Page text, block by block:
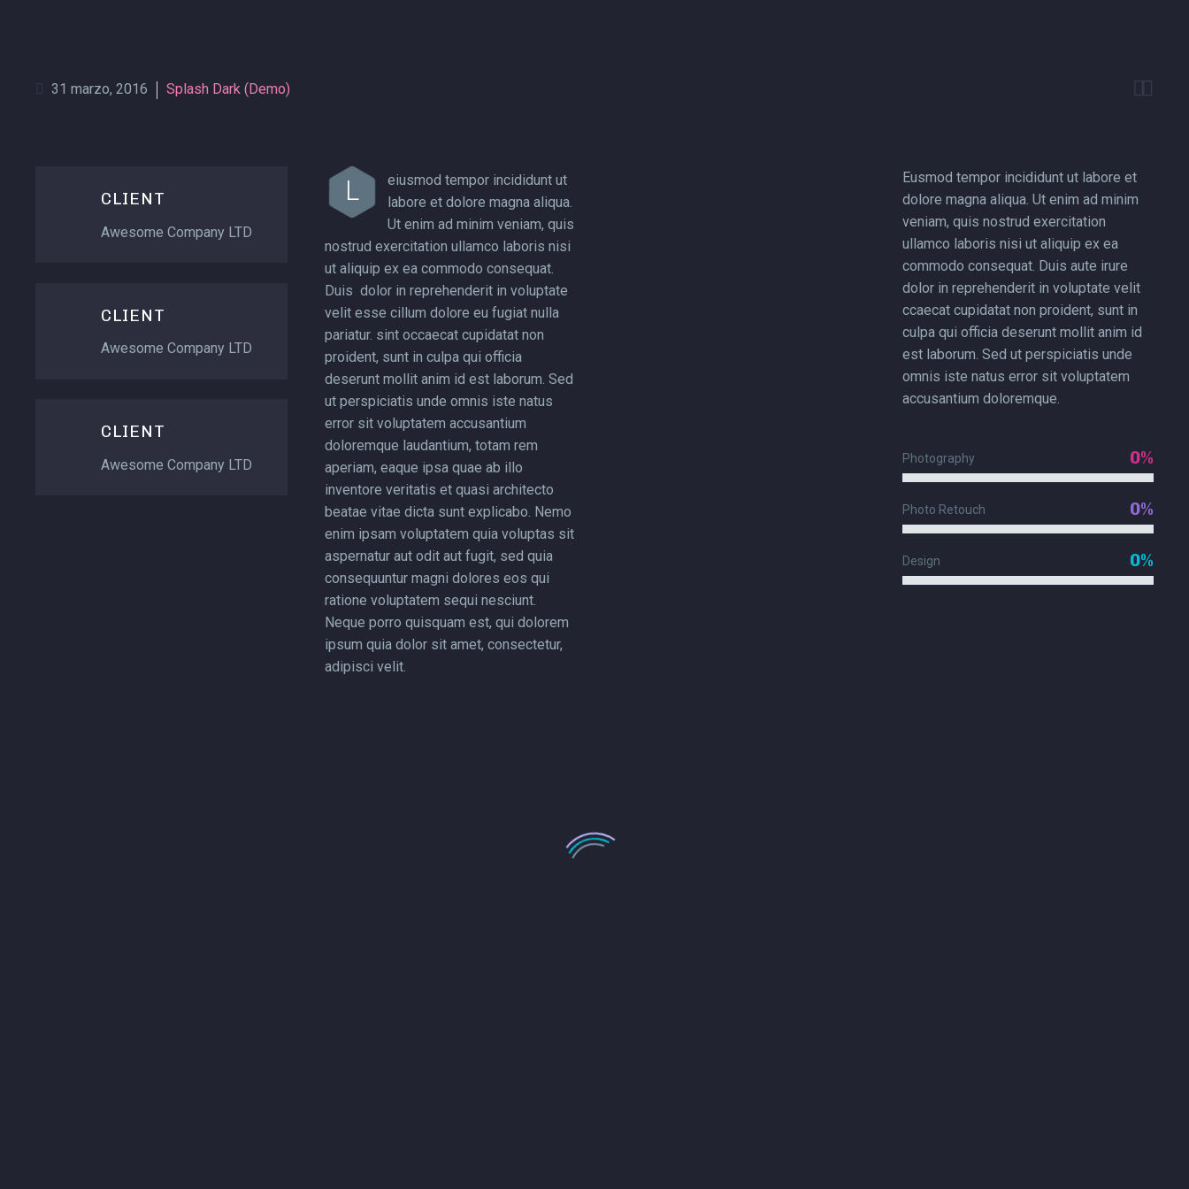

31 marzo, 2016 Splash Dark (Demo)
CLIENT
Awesome Company LTD
CLIENT
Awesome Company LTD
CLIENT
Awesome Company LTD
L
eiusmod tempor incididunt ut
labore et dolore magna aliqua.
Ut enim ad minim veniam, quis
nostrud exercitation ullamco laboris nisi
ut aliquip ex ea commodo consequat.
Duis dolor in reprehenderit in voluptate
velit esse cillum dolore eu fugiat nulla
pariatur. sint occaecat cupidatat non
proident, sunt in culpa qui officia
deserunt mollit anim id est laborum. Sed
ut perspiciatis unde omnis iste natus
error sit voluptatem accusantium
doloremque laudantium, totam rem
aperiam, eaque ipsa quae ab illo
inventore veritatis et quasi architecto
beatae vitae dicta sunt explicabo. Nemo
enim ipsam voluptatem quia voluptas sit
aspernatur aut odit aut fugit, sed quia
consequuntur magni dolores eos qui
ratione voluptatem sequi nesciunt.
Neque porro quisquam est, qui dolorem
ipsum quia dolor sit amet, consectetur,
adipisci velit.
Eusmod tempor incididunt ut labore et
dolore magna aliqua. Ut enim ad minim
veniam, quis nostrud exercitation
ullamco laboris nisi ut aliquip ex ea
commodo consequat. Duis aute irure
dolor in reprehenderit in voluptate velit
ccaecat cupidatat non proident, sunt in
culpa qui officia deserunt mollit anim id
est laborum. Sed ut perspiciatis unde
omnis iste natus error sit voluptatem
accusantium doloremque.
Photography 0%
Photo Retouch 0%
Design 0%